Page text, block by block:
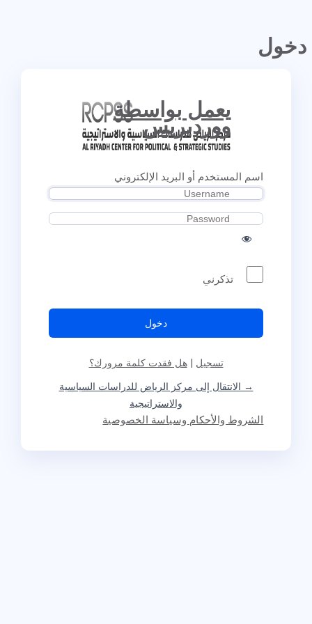
دخول
يعمل بواسطة
ووردبريس
اسم المستخدم أو البريد الإلكتروني
تذكرني
تسجيل |هل فقدت كلمة مرورك؟
→ الانتقال إلى مركز الرياض للدراسات السياسية
والاستراتيجية
الشروط والأحكام وسياسة الخصوصية